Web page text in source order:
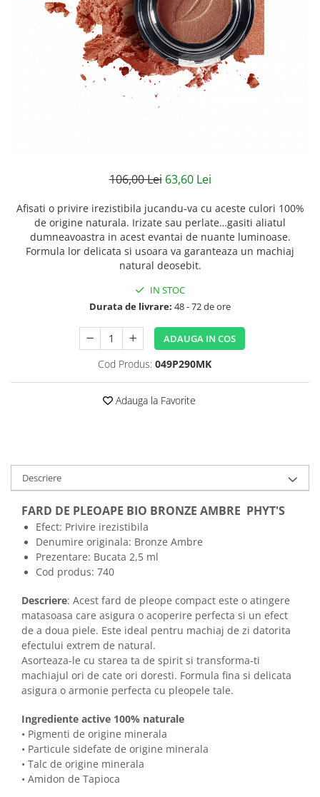
Creme bio anti-poluare
Creme bio piele grasă acneică
106,00 Lei 63,60 Lei
Afisati o privire irezistibila jucandu-va cu aceste culori 100%
de origine naturala. Irizate sau perlate…gasiti aliatul
dumneavoastra in acest evantai de nuante luminoase.
Formula lor delicata si usoara va garanteaza un machiaj
natural deosebit.
IN STOC
Durata de livrare: 48 - 72 de ore
ADAUGA IN COS
Cod Produs: 049P290MK
Adauga la Favorite
Descriere
FARD DE PLEOAPE BIO BRONZE AMBRE PHYT'S
Efect: Privire irezistibila
Denumire originala: Bronze Ambre
Prezentare: Bucata 2,5 ml
Cod produs: 740
Descriere: Acest fard de pleope compact este o atingere
matasoasa care asigura o acoperire perfecta si un efect
de a doua piele. Este ideal pentru machiaj de zi datorita
efectului extrem de natural.
Asorteaza-le cu starea ta de spirit si transforma-ti
machiajul ori de cate ori doresti. Formula fina si delicata
asigura o armonie perfecta cu pleopele tale.
Ingrediente active 100% naturale
• Pigmenti de origine minerala
• Particule sidefate de origine minerala
• Talc de origine minerala
• Amidon de Tapioca